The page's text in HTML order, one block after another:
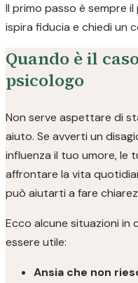
Il primo passo è sempre
ispira fiducia e chiedi un
Quando è il
psicologo
Non serve aspettare di
aiuto. Se avverti un
influenza il tuo umore, le
affrontare la vita
può aiutarti a fare
Ecco alcune situazioni in
essere utile:
Ansia che non